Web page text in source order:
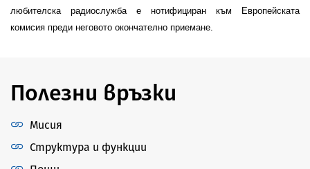
любителска радиослужба е нотифициран към Европейската
комисия преди неговото окончателно приемане.
Полезни връзки
Мисия
Структура и функции